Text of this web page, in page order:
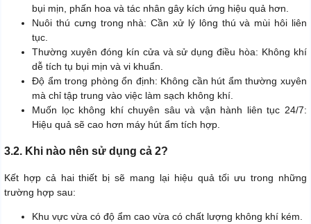
bụi mịn, phấn hoa và tác nhân gây kích ứng hiệu quả hơn.
Nuôi thú cưng trong nhà: Cần xử lý lông thú và mùi hôi liên
tục.
Thường xuyên đóng kín cửa và sử dụng điều hòa: Không khí
dễ tích tụ bụi mịn và vi khuẩn.
Độ ẩm trong phòng ổn định: Không cần hút ẩm thường xuyên
mà chỉ tập trung vào việc làm sạch không khí.
Muốn lọc không khí chuyên sâu và vận hành liên tục 24/7:
Hiệu quả sẽ cao hơn máy hút ẩm tích hợp.
3.2. Khi nào nên sử dụng cả 2?
Kết hợp cả hai thiết bị sẽ mang lại hiệu quả tối ưu trong những
trường hợp sau:
Khu vực vừa có độ ẩm cao vừa có chất lượng không khí kém.